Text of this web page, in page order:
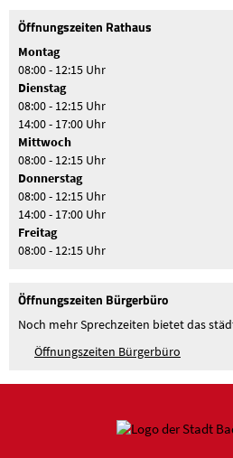
Öffnungszeiten Rathaus
Montag
08:00 - 12:15 Uhr
Dienstag
08:00 - 12:15 Uhr
14:00 - 17:00 Uhr
Mittwoch
08:00 - 12:15 Uhr
Donnerstag
08:00 - 12:15 Uhr
14:00 - 17:00 Uhr
Freitag
08:00 - 12:15 Uhr
Öffnungszeiten Bürgerbüro
Noch mehr Sprechzeiten bietet das
Öffnungszeiten Bürgerbüro